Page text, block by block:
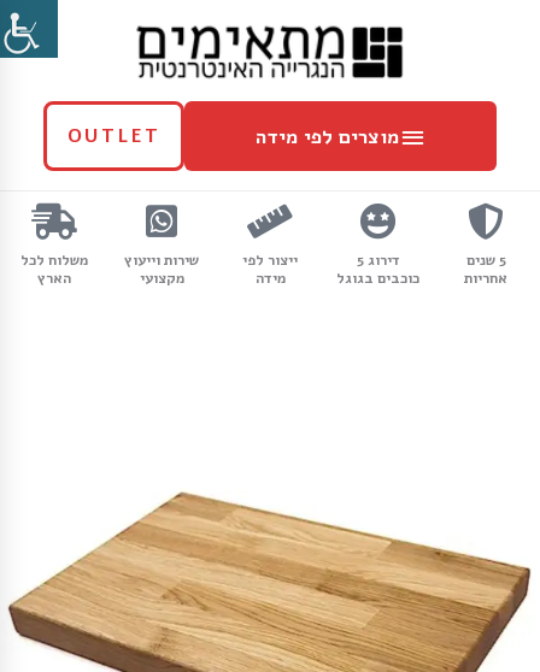
OUTLET
מוצרים
לפי
מידה
מוצרים לפי מידה
5 שנים
אחריות
דירוג 5
כוכבים בגוגל
ייצור לפי
מידה
שירות וייעוץ
מקצועי
משלוח לכל
הארץ